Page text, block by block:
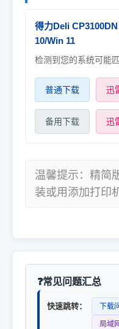
得力Deli
10/Win 11
检测到您的系统可能匹
普通下载 迅
备用下载 迅
温馨提示：精简
装或用添加打印
常见问题汇总
快速跳转： 下载
局域